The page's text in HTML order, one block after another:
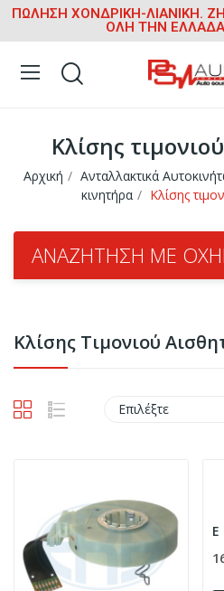
ΠΩΛΗΣΗ ΧΟΝΔΡΙΚΗ-ΛΙΑΝΙΚΗ.
ΟΛΗ ΤΗΝ
Κλίσης
Αρχική Ανταλλακτικά
κινητήρα
Κλίσης
ΑΝΑΖΉΤΗΣΗ ΜΕ
Κλίσης Τιμονιού
Επιλέξτε